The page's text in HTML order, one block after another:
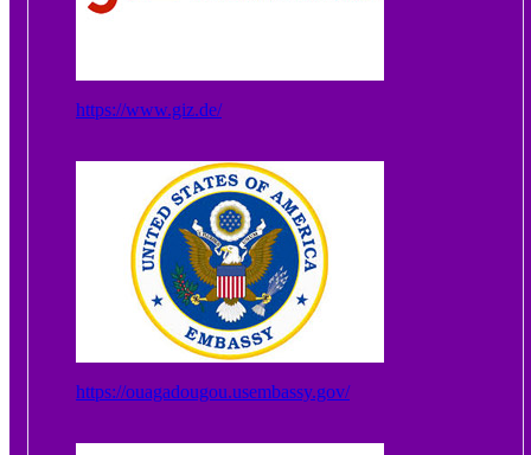
https://www.giz.de/
https://ouagadougou.usembassy.gov/